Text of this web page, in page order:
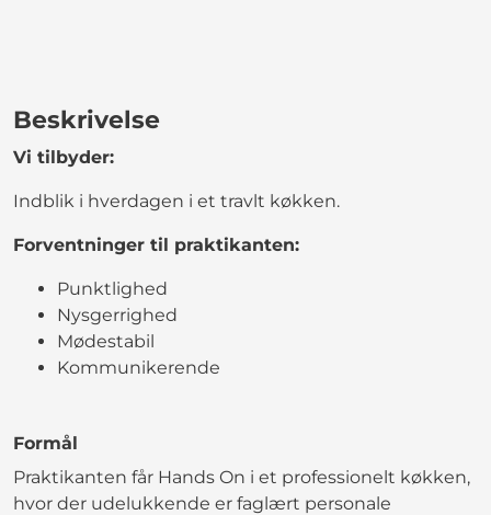
Beskrivelse
Vi tilbyder:
Indblik i hverdagen i et travlt køkken.
Forventninger til praktikanten:
Punktlighed
Nysgerrighed
Mødestabil
Kommunikerende
Formål
Praktikanten får Hands On i et professionelt køkken,
hvor der udelukkende er faglært personale